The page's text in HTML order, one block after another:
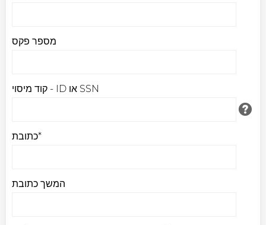
מספר פקס
קוד מיסוי - ID או SSN
כתובת*
המשך כתובת